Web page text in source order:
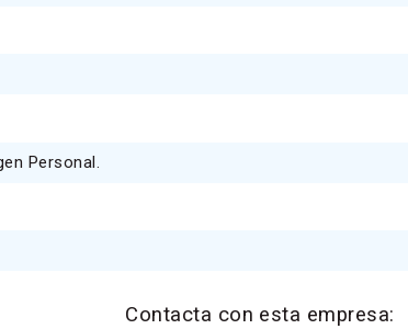
Personal.
Contacta con esta empresa: